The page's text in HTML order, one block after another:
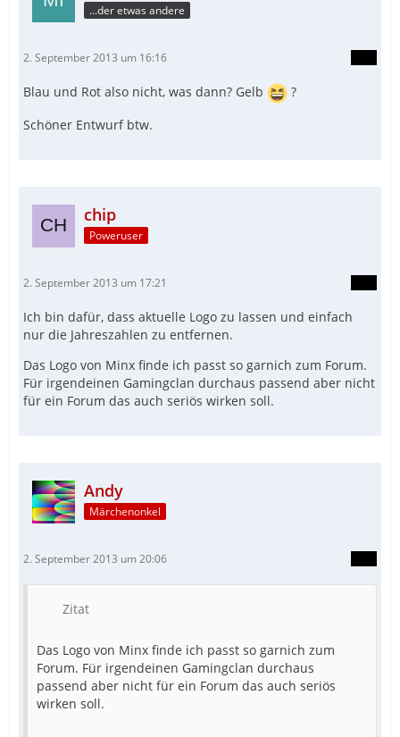
...der etwas andere
2. September 2013 um 16:16
Blau und Rot also nicht, was dann? Gelb
?
Schöner Entwurf btw.
chip
Poweruser
2. September 2013 um 17:21
Ich bin dafür, dass aktuelle Logo zu lassen und einfach
nur die Jahreszahlen zu entfernen.
Das Logo von Minx finde ich passt so garnich zum Forum.
Für irgendeinen Gamingclan durchaus passend aber nicht
für ein Forum das auch seriös wirken soll.
Andy
Märchenonkel
2. September 2013 um 20:06
Zitat
Das Logo von Minx finde ich passt so garnich zum
Forum. Für irgendeinen Gamingclan durchaus
passend aber nicht für ein Forum das auch seriös
wirken soll.